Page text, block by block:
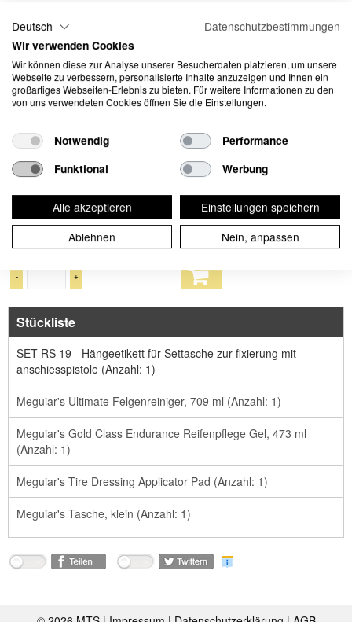
Meguiar's Reifenpflege Kit
Mit dem Meguiar’s Felgen & Reifen Kit sind alle Arten von Felgen
Endurance Pneu Gel bleiben auch die Reifen lange satt Schwarz.
haben. Verpackt in einer schönen Meguiar’s Tasche.
Artikel-Nr.: SET RS 1
Preis in CHF inkl. MwSt 70.15 / 1 Stk
- +
Stückliste
SET RS 19 - Hängeetikett für Settasche zur fixierung mit
anschiesspistole (Anzahl: 1)
Meguiar's Ultimate Felgenreiniger, 709 ml (Anzahl: 1)
Meguiar's Gold Class Endurance Reifenpflege Gel, 473 ml
(Anzahl: 1)
Meguiar's Tire Dressing Applicator Pad (Anzahl: 1)
Meguiar's Tasche, klein (Anzahl: 1)
Deutsch
Datenschutzbestimmungen
Wir verwenden Cookies
Wir können diese zur Analyse unserer Besucherdaten platzieren, um unsere
Webseite zu verbessern, personalisierte Inhalte anzuzeigen und Ihnen ein
großartiges Webseiten-Erlebnis zu bieten. Für weitere Informationen zu den
von uns verwendeten Cookies öffnen Sie die Einstellungen.
Notwendig
Performance
Funktional
Werbung
Alle akzeptieren
Einstellungen speichern
Ablehnen
Nein, anpassen